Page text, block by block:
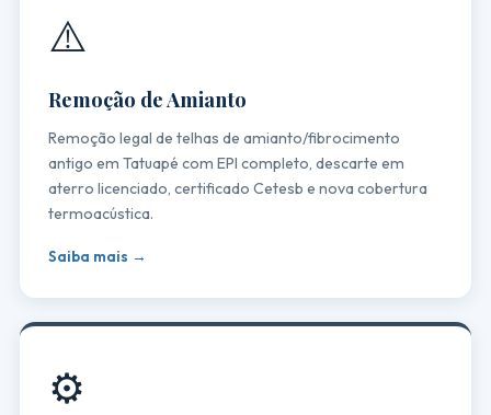
⚠️
Remoção de Amianto
Remoção legal de telhas de amianto/fibrocimento
antigo em Tatuapé com EPI completo, descarte em
aterro licenciado, certificado Cetesb e nova cobertura
termoacústica.
Saiba mais →
⚙️